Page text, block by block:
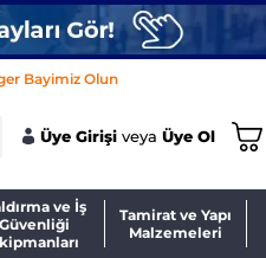
Bayimiz Olun
Üye Girişi veyaÜye Ol
ve İş
Tamirat ve Yapı
Malzemeleri